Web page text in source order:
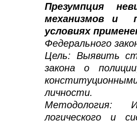
Презумпция
механизмов и
условиях
Федерального
Цель: Выявить
закона о
личности.
Методология:
логического и